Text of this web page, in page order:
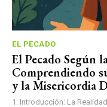
EL PECADO
El Pecado Según
Comprendiendo
y la Misericordia
1. Introducción: La Realidad